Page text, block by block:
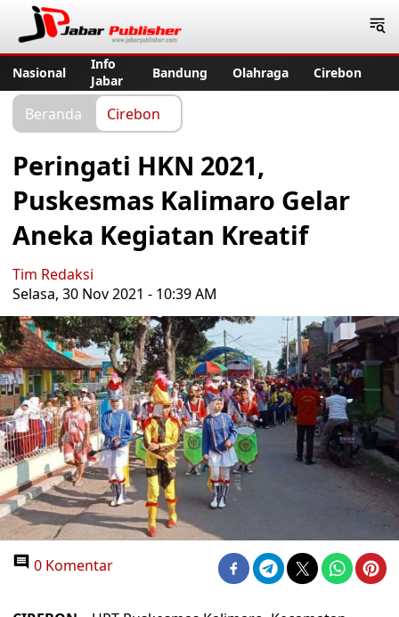
Nasional
Info
Jabar
Bandung Olahraga Cirebon
Beranda Cirebon
Peringati HKN 2021,
Puskesmas Kalimaro Gelar
Aneka Kegiatan Kreatif
Tim Redaksi
Selasa, 30 Nov 2021 - 10:39 AM
0 Komentar